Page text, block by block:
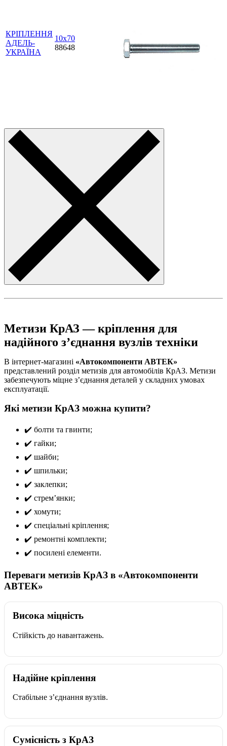
КРІПЛЕННЯ
АДЕЛЬ-
УКРАЇНА
10х70
88648
Метизи КрАЗ — кріплення для
надійного з’єднання вузлів техніки
В інтернет-магазині «Автокомпоненти АВТЕК»
представлений розділ метизів для автомобілів КрАЗ. Метизи
забезпечують міцне з’єднання деталей у складних умовах
експлуатації.
Які метизи КрАЗ можна купити?
✔️ болти та гвинти;
✔️ гайки;
✔️ шайби;
✔️ шпильки;
✔️ заклепки;
✔️ стрем’янки;
✔️ хомути;
✔️ спеціальні кріплення;
✔️ ремонтні комплекти;
✔️ посилені елементи.
Переваги метизів КрАЗ в «Автокомпоненти
АВТЕК»
Висока міцність
Стійкість до навантажень.
Надійне кріплення
Стабільне з’єднання вузлів.
Сумісність з КрАЗ